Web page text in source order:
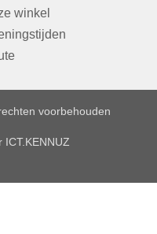
winkel
voorbehouden
ICT.KENNUZ